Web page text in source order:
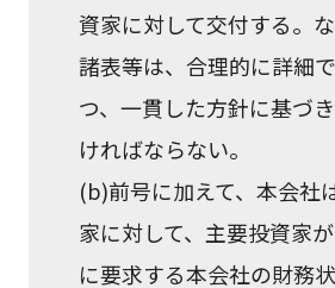
資家に対して交付する。
諸表等は、合理的に詳細
つ、一貫した方針に基づ
ければならない。
(b)前号に加えて、本会社
家に対して、主要投資家
に要求する本会社の財務